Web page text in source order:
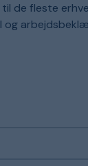
de fleste
og